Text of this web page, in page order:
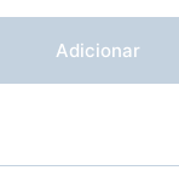
Adicionar